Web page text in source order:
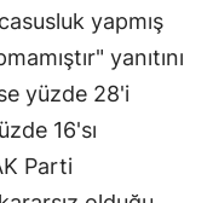
yapmış
yanıtını
yüzde 28'i
16'sı
Parti